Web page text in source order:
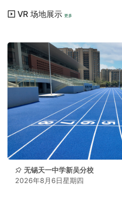
VR 场地展示更多
无锡天一中学新吴分校
2026年8月6日星期四